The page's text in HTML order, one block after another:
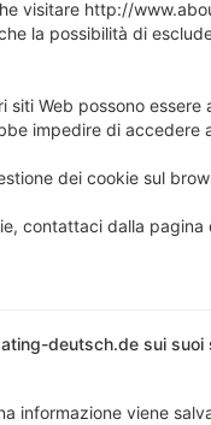
visitare http://
la possibilità di
siti Web possono
impedire di accedere
dei cookie sul
contattaci dalla pagina
deutsch.de sui suoi
informazione viene